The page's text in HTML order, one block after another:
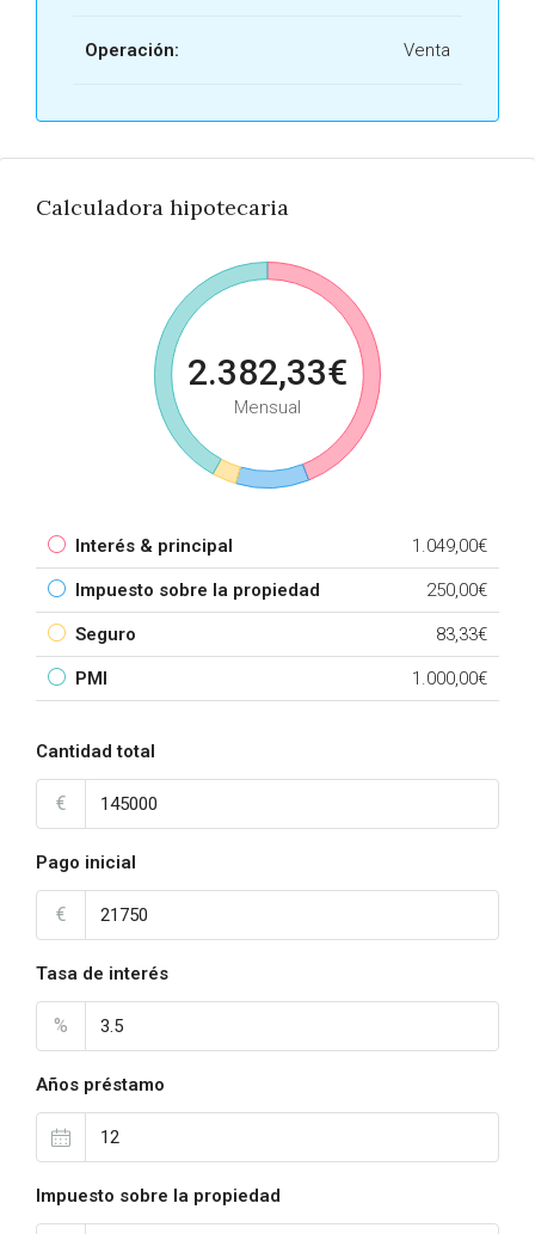
Operación: Venta
Calculadora hipotecaria
2.382,33€
Mensual
Interés & principal 1.049,00€
Impuesto sobre la propiedad 250,00€
Seguro 83,33€
PMI 1.000,00€
Cantidad total
€
Pago inicial
€
Tasa de interés
%
Años préstamo
Impuesto sobre la propiedad